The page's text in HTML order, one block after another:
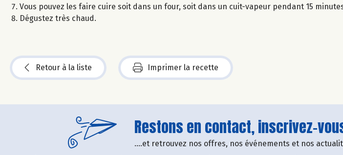
Vous pouvez les faire cuire soit dans un four, soit dans un cuit-vapeur pendant 15
Dégustez très chaud.
Retour à la liste Imprimer la recette
Restons en contact, inscrivez-
....et retrouvez nos offres, nos événements et nos